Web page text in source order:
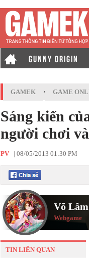
GUNNY ORIGIN
GAMEK › GAME
Sáng kiến
người chơi
PV | 08/05/2013 01:30 PM
Võ
Webgame
TIN LIÊN QUAN